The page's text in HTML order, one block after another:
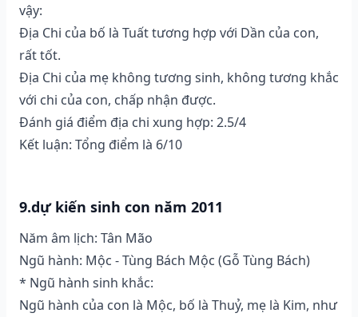
vậy:
Địa Chi của bố là Tuất tương hợp với Dần của con,
rất tốt.
Địa Chi của mẹ không tương sinh, không tương khắc
với chi của con, chấp nhận được.
Đánh giá điểm địa chi xung hợp: 2.5/4
Kết luận: Tổng điểm là 6/10
9.dự kiến sinh con năm 2011
Năm âm lịch: Tân Mão
Ngũ hành: Mộc - Tùng Bách Mộc (Gỗ Tùng Bách)
* Ngũ hành sinh khắc:
Ngũ hành của con là Mộc, bố là Thuỷ, mẹ là Kim, như